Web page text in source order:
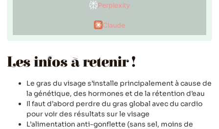
Perplexity
Claude
Les infos à retenir !
Le gras du visage s’installe principalement à cause de
la génétique, des hormones et de la rétention d’eau
Il faut d’abord perdre du gras global avec du cardio
pour voir des résultats sur le visage
L’alimentation anti-gonflette (sans sel, moins de